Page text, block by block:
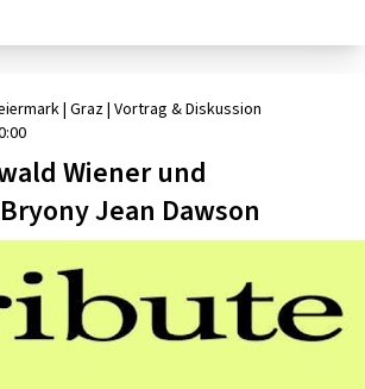
| Graz| Vortrag & Diskussion
Wiener und
Jean Dawson